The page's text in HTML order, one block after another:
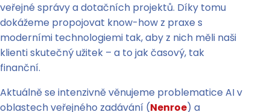
veřejné správy a dotačních projektů. Díky tomu
dokážeme propojovat know-how z praxe s
moderními technologiemi tak, aby z nich měli naši
klienti skutečný užitek – a to jak časový, tak
finanční.
Aktuálně se intenzivně věnujeme problematice AI v
oblastech veřejného zadávání (Nenroe) a